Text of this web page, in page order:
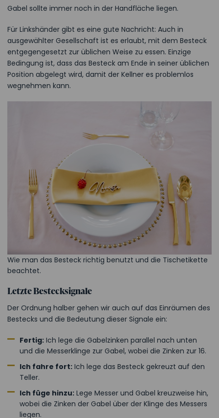
Gabel sollte immer noch in der Handfläche liegen.
Für Linkshänder gibt es eine gute Nachricht: Auch in
ausgewählter Gesellschaft ist es erlaubt, mit dem Besteck
entgegengesetzt zur üblichen Weise zu essen. Einzige
Bedingung ist, dass das Besteck am Ende in seiner üblichen
Position abgelegt wird, damit der Kellner es problemlos
wegnehmen kann.
Wie man das Besteck richtig benutzt und die Tischetikette
beachtet.
Letzte Bestecksignale
Der Ordnung halber gehen wir auch auf das Einräumen des
Bestecks und die Bedeutung dieser Signale ein:
Fertig: Ich lege die Gabelzinken parallel nach unten
und die Messerklinge zur Gabel, wobei die Zinken zur 16.
Ich fahre fort: Ich lege das Besteck gekreuzt auf den
Teller.
Ich füge hinzu: Lege Messer und Gabel kreuzweise hin,
wobei die Zinken der Gabel über der Klinge des Messers
liegen.